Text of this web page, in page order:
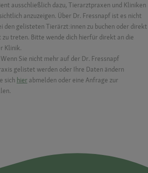
ausschließlich dazu, Tierarztpraxen und Kliniken
anzuzeigen. Über Dr. Fressnapf ist es nicht
den gelisteten Tierärzt:innen zu buchen oder direkt
treten. Bitte wende dich hierfür direkt an die
Klinik.
Wenn Sie nicht mehr auf der Dr. Fressnapf
gelistet werden oder Ihre Daten ändern
sich hier abmelden oder eine Anfrage zur